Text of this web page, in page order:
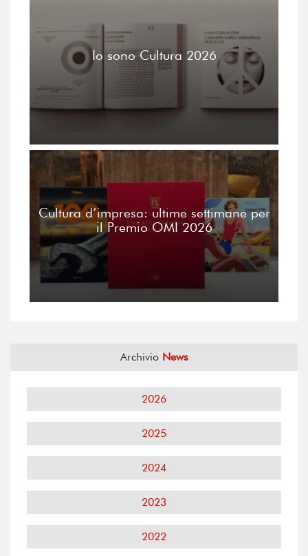
Io sono Cultura 2026
Cultura d’impresa: ultime settimane per
il Premio OMI 2026
Archivio News
2026
2025
2024
2023
2022